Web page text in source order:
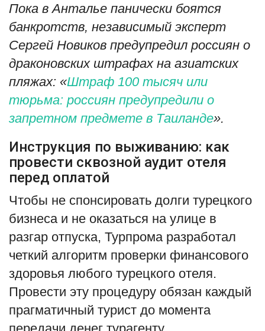
Пока в Анталье панически боятся
банкротств, независимый эксперт
Сергей Новиков предупредил россиян о
драконовских штрафах на азиатских
пляжах: «Штраф 100 тысяч или
тюрьма: россиян предупредили о
запретном предмете в Таиланде».
Инструкция по выживанию: как
провести сквозной аудит отеля
перед оплатой
Чтобы не спонсировать долги турецкого
бизнеса и не оказаться на улице в
разгар отпуска, Турпрома разработал
четкий алгоритм проверки финансового
здоровья любого турецкого отеля.
Провести эту процедуру обязан каждый
прагматичный турист до момента